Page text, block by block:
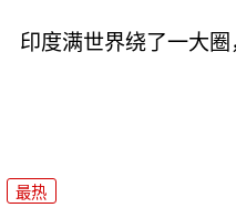
印度满世界绕了一大圈
最热